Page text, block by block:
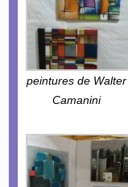
peintures de Walter
Camanini